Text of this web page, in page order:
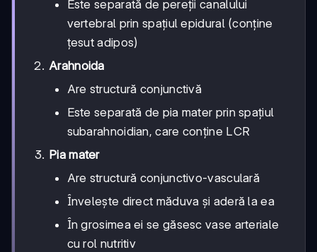
Este separată de pereții canalului
vertebral prin spațiul epidural (conține
țesut adipos)
Arahnoida
Are structură conjunctivă
Este separată de pia mater prin spațiul
subarahnoidian, care conține LCR
Pia mater
Are structură conjunctivo-vasculară
Învelește direct măduva și aderă la ea
În grosimea ei se găsesc vase arteriale
cu rol nutritiv